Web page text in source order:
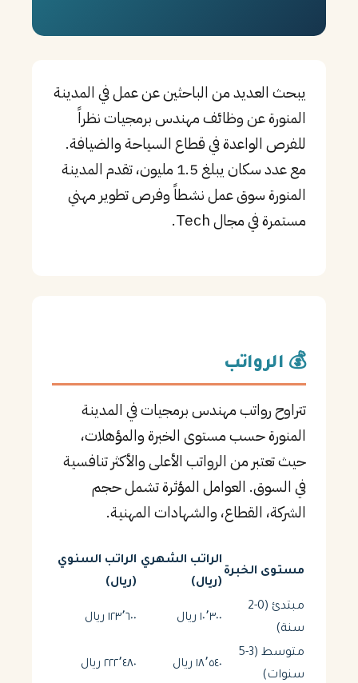
يبحث العديد من الباحثين عن عمل في المدينة
المنورة عن وظائف مهندس برمجيات نظراً
للفرص الواعدة في قطاع السياحة والضيافة.
مع عدد سكان يبلغ 1.5 مليون، تقدم المدينة
المنورة سوق عمل نشطاً وفرص تطوير مهني
مستمرة في مجال Tech.
💰 الرواتب
تتراوح رواتب مهندس برمجيات في المدينة
المنورة حسب مستوى الخبرة والمؤهلات،
حيث تعتبر من الرواتب الأعلى والأكثر تنافسية
في السوق. العوامل المؤثرة تشمل حجم
الشركة، القطاع، والشهادات المهنية.
مستوى الخبرة
الراتب الشهري
(ريال)
الراتب السنوي
(ريال)
مبتدئ (0-2
سنة)
١٠٬٣٠٠ ريال ١٢٣٬٦٠٠ ريال
متوسط (3-5
سنوات)
١٨٬٥٤٠ ريال ٢٢٢٬٤٨٠ ريال